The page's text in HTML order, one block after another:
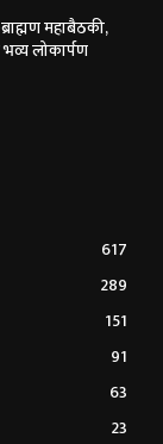
महाबैठकी,
लोकार्पण
617
289
151
91
63
23